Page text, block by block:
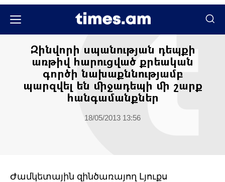
Զինվորի սպանության դեպքի
առթիվ հարուցված քրեական
գործի նախաքննությամբ
պարզվել են միջադեպի մի շարք
հանգամանքներ
18/05/2013 13:56
Ժամկետային զինծառայող Լյուքս